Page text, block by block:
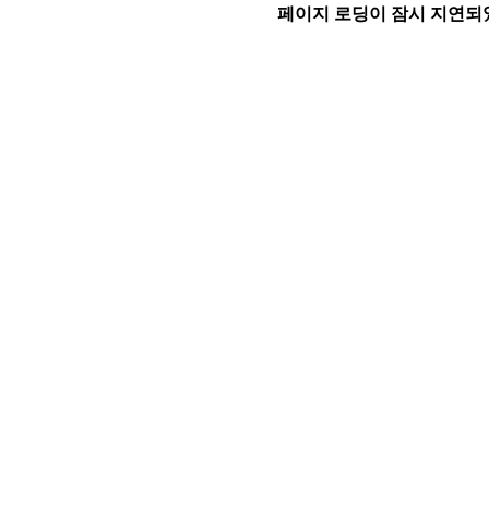
페이지 로딩이 잠시 지연